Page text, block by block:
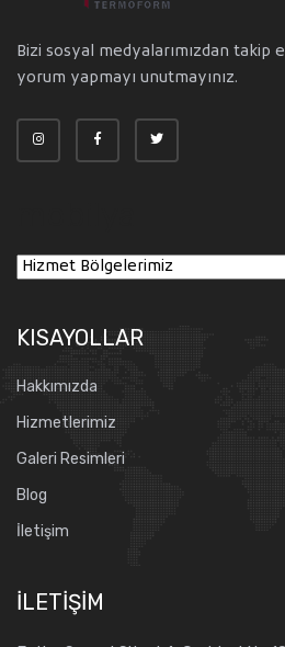
Bizi sosyal medyalarımızdan takip
yorum yapmayı unutmayınız.
KISAYOLLAR
Hakkımızda
Hizmetlerimiz
Galeri Resimleri
Blog
İletişim
İLETIŞIM